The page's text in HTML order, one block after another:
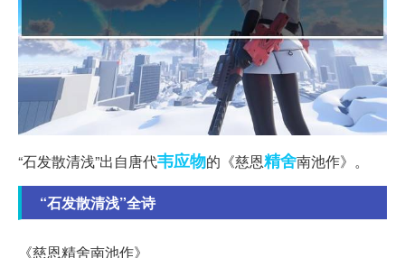
“石发散清浅”出自唐代韦应物的《慈恩精舍南池作》。
“石发散清浅”全诗
《慈恩精舍南池作》